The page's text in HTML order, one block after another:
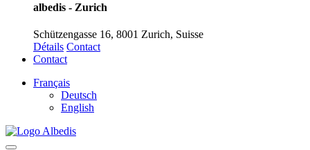
albedis - Zurich
Schützengasse 16, 8001 Zurich, Suisse
Détails Contact
Contact
Français
Deutsch
English